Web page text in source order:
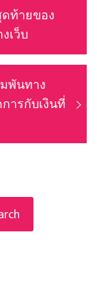
ท้ายของ
เว็บ
พันทาง
ารกับเงินที่